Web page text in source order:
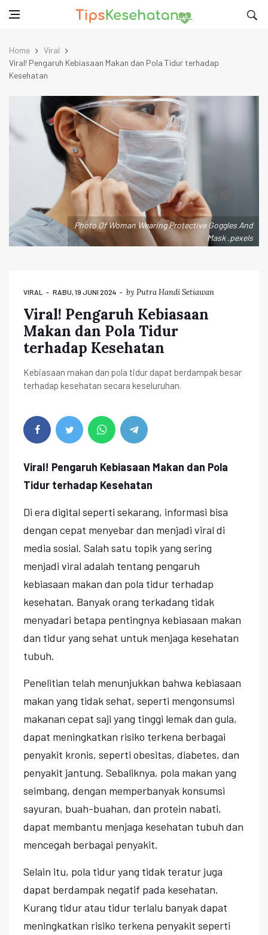
Home
Viral
Viral! Pengaruh Kebiasaan Makan dan Pola Tidur terhadap
Kesehatan
Photo Of Woman Wearing Protective Goggles And
Mask .pexels
VIRAL RABU, 19 JUNI 2024 by Putra Handi Setiawan
Viral! Pengaruh Kebiasaan
Makan dan Pola Tidur
terhadap Kesehatan
Kebiasaan makan dan pola tidur dapat berdampak besar
terhadap kesehatan secara keseluruhan.
Viral! Pengaruh Kebiasaan Makan dan Pola
Tidur terhadap Kesehatan
Di era digital seperti sekarang, informasi bisa
dengan cepat menyebar dan menjadi viral di
media sosial. Salah satu topik yang sering
menjadi viral adalah tentang pengaruh
kebiasaan makan dan pola tidur terhadap
kesehatan. Banyak orang terkadang tidak
menyadari betapa pentingnya kebiasaan makan
dan tidur yang sehat untuk menjaga kesehatan
tubuh.
Penelitian telah menunjukkan bahwa kebiasaan
makan yang tidak sehat, seperti mengonsumsi
makanan cepat saji yang tinggi lemak dan gula,
dapat meningkatkan risiko terkena berbagai
penyakit kronis, seperti obesitas, diabetes, dan
penyakit jantung. Sebaliknya, pola makan yang
seimbang, dengan memperbanyak konsumsi
sayuran, buah-buahan, dan protein nabati,
dapat membantu menjaga kesehatan tubuh dan
mencegah berbagai penyakit.
Selain itu, pola tidur yang tidak teratur juga
dapat berdampak negatif pada kesehatan.
Kurang tidur atau tidur terlalu banyak dapat
meningkatkan risiko terkena penyakit seperti